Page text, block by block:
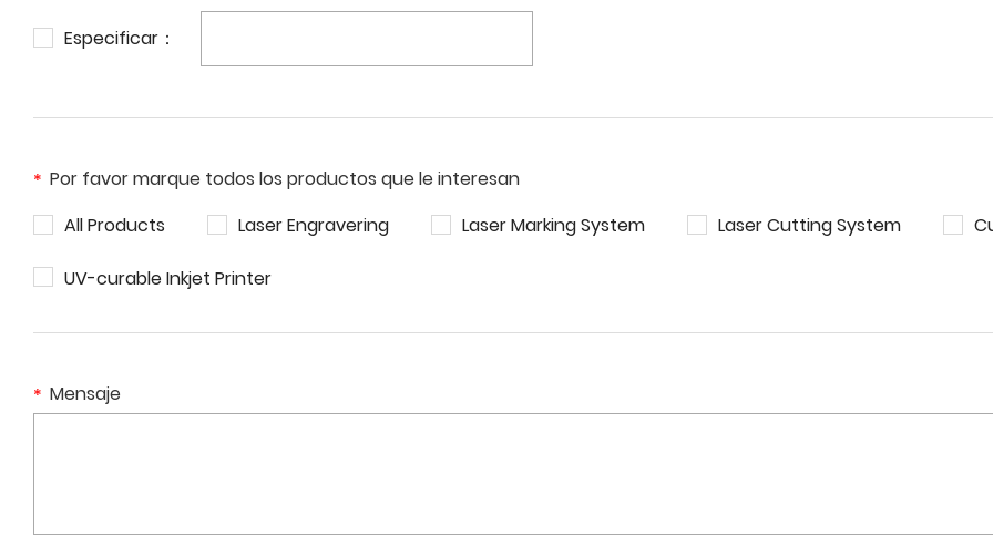
Especificar：
Por favor marque todos los productos que le interesan
All Products
Laser Engravering Laser Marking System Laser Cutting System
UV-curable Inkjet Printer
Mensaje